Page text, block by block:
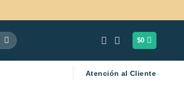
$0
Atención al Cliente